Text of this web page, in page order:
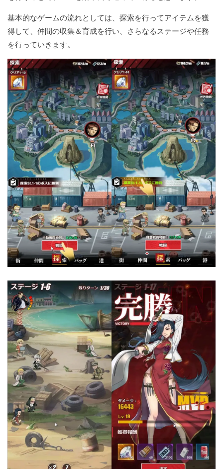
基本的なゲームの流れとしては、探索を行ってアイテムを獲
得して、仲間の収集＆育成を行い、さらなるステージや任務
を行っていきます。